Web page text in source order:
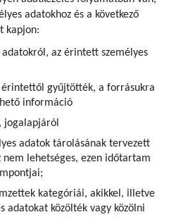
adatokhoz és a következő
kapjon:
az érintett személyes
érintettől gyűjtötték, a forrásukra
információ
jogalapjáról
adatok tárolásának tervezett
lehetséges, ezen időtartam
kategóriái, akikkel, illetve
adatokat közölték vagy közölni